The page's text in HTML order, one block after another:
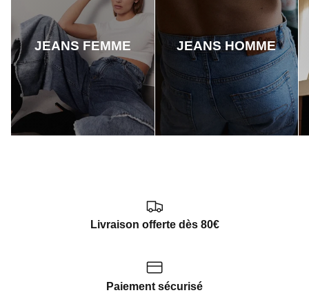
JEANS FEMME JEANS HOMME
Livraison offerte dès 80€
Paiement sécurisé